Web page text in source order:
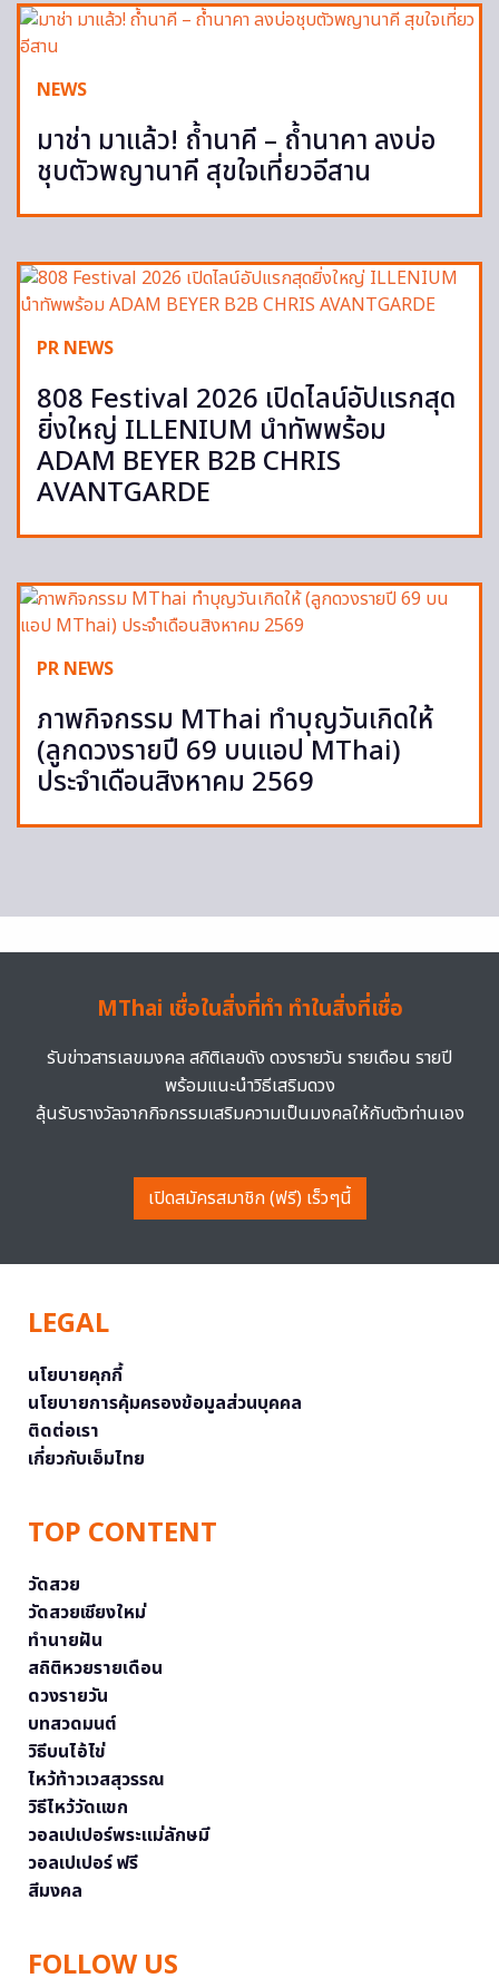
NEWS
มาช่า มาแล้ว! ถ้ำนาคี – ถ้ำนาคา ลงบ่อ
ชุบตัวพญานาคี สุขใจเที่ยวอีสาน
PR NEWS
808 Festival 2026 เปิดไลน์อัปแรกสุด
ยิ่งใหญ่ ILLENIUM นำทัพพร้อม
ADAM BEYER B2B CHRIS
AVANTGARDE
PR NEWS
ภาพกิจกรรม MThai ทำบุญวันเกิดให้
(ลูกดวงรายปี 69 บนแอป MThai)
ประจำเดือนสิงหาคม 2569
MThai เชื่อในสิ่งที่ทำ ทำในสิ่งที่เชื่อ
รับข่าวสารเลขมงคล สถิติเลขดัง ดวงรายวัน รายเดือน รายปี
พร้อมแนะนำวิธีเสริมดวง
ลุ้นรับรางวัลจากกิจกรรมเสริมความเป็นมงคลให้กับตัวท่านเอง
เปิดสมัครสมาชิก (ฟรี) เร็วๆนี้
LEGAL
นโยบายคุกกี้
นโยบายการคุ้มครองข้อมูลส่วนบุคคล
ติดต่อเรา
เกี่ยวกับเอ็มไทย
TOP CONTENT
วัดสวย
วัดสวยเชียงใหม่
ทำนายฝัน
สถิติหวยรายเดือน
ดวงรายวัน
บทสวดมนต์
วิธีบนไอ้ไข่
ไหว้ท้าวเวสสุวรรณ
วิธีไหว้วัดแขก
วอลเปเปอร์พระแม่ลักษมี
วอลเปเปอร์ ฟรี
สีมงคล
FOLLOW US